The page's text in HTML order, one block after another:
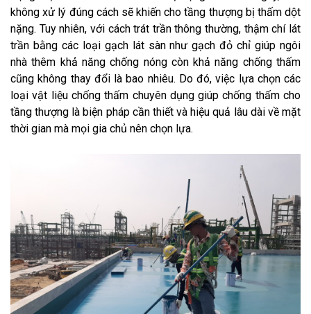
không xử lý đúng cách sẽ khiến cho tầng thượng bị thấm dột
nặng. Tuy nhiên, với cách trát trần thông thường, thậm chí lát
trần bằng các loại gạch lát sàn như gạch đỏ chỉ giúp ngôi
nhà thêm khả năng chống nóng còn khả năng chống thấm
cũng không thay đổi là bao nhiêu. Do đó, việc lựa chọn các
loại vật liệu chống thấm chuyên dụng giúp chống thấm cho
tầng thượng là biện pháp cần thiết và hiệu quả lâu dài về mặt
thời gian mà mọi gia chủ nên chọn lựa.